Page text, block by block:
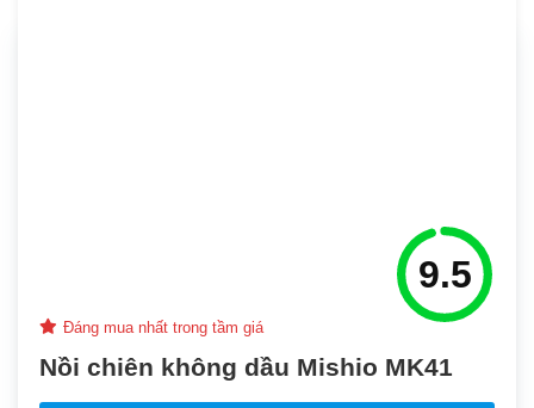
9.5
Đáng mua nhất trong tầm giá
Nồi chiên không dầu Mishio MK41